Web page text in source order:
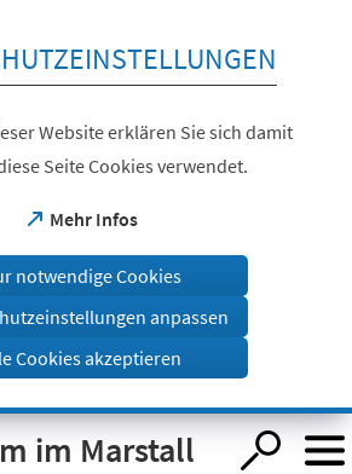
Website erklären Sie sich damit
Seite Cookies verwendet.
Mehr Infos
(Öffnet
einem
Tab)
notwendige Cookies
anpassen
Cookies akzeptieren
im Marstall